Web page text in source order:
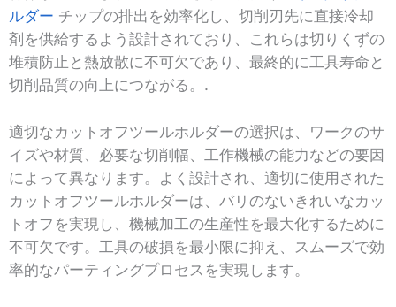
ルダー チップの排出を効率化し、切削刃先に直接冷却
剤を供給するよう設計されており、これらは切りくずの
堆積防止と熱放散に不可欠であり、最終的に工具寿命と
切削品質の向上につながる。.
適切なカットオフツールホルダーの選択は、ワークのサ
イズや材質、必要な切削幅、工作機械の能力などの要因
によって異なります。よく設計され、適切に使用された
カットオフツールホルダーは、バリのないきれいなカッ
トオフを実現し、機械加工の生産性を最大化するために
不可欠です。工具の破損を最小限に抑え、スムーズで効
率的なパーティングプロセスを実現します。